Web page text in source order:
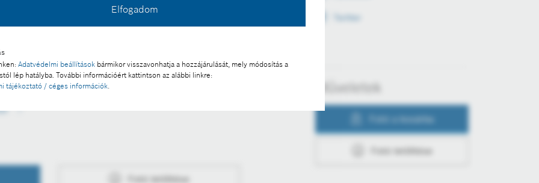
Elfogadom
Adatvédelmi beállítások bármikor visszavonhatja a hozzájárulását, mely módosítás a
lép hatályba. További információért kattintson az alábbi linkre:
tájékoztató / céges információk.
a sajtó számára díjmentesen felhasználható
a része:
Fotó letöltése
Twitter
Műveletek
Fotó a kosárba